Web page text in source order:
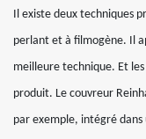
Il existe deux techniques
perlant et à filmogène. Il
meilleure technique. Et
produit. Le couvreur
par exemple, intégré